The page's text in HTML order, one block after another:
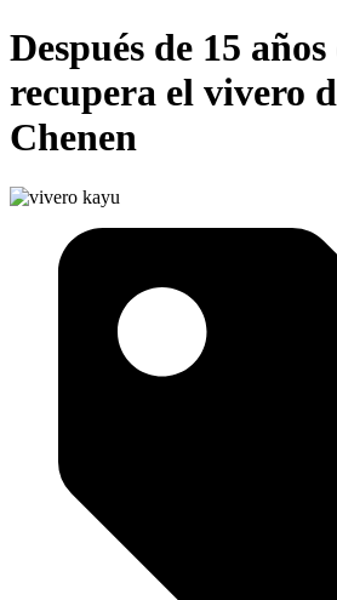
Después de 15
recupera el vivero
Chenen